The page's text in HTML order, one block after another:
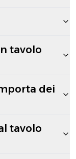
tavolo
dei
tavolo